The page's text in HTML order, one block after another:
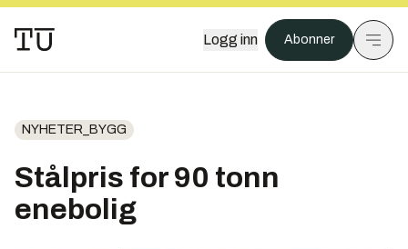
Logg inn Abonner
NYHETER_BYGG
Stålpris for 90 tonn
enebolig